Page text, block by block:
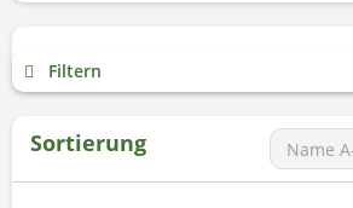
Filtern
Sortierung